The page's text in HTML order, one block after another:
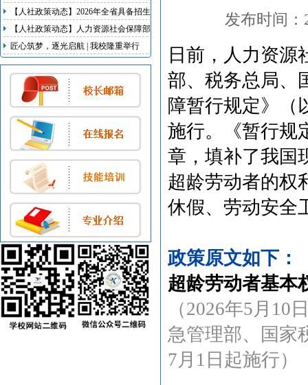
者不少于100万人次 江苏启动新职业新
岗位培育行动
【人社政策动态】2026年全省具备招生
资质技工院校名录发布
【人社政策动态】人力资源社会保障部
等5部门联合出台我国首部明确超龄劳
动者权益的专门规章
匠心筑梦，逐光启航 | 我校隆重举行
2026届毕业典礼暨实习欢送会
发布时间：
日前，人力资源
部、税务总局、
障暂行规定》（
施行。《暂行规
章，填补了我国
超龄劳动者的权
休假、劳动安全
政策原文如下：
超龄劳动者基本
（2026年5月10
急管理部、国家
7月1日起施行）